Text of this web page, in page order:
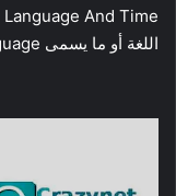
اللغة أو ما يسمى Language .